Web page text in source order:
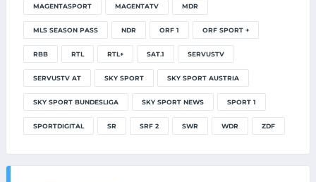
MAGENTASPORT MAGENTATV MDR
MLS SEASON PASS NDR ORF 1 ORF SPORT +
RBB RTL RTL+ SAT.1 SERVUSTV
SERVUSTV AT SKY SPORT SKY SPORT AUSTRIA
SKY SPORT BUNDESLIGA SKY SPORT NEWS SPORT 1
SPORTDIGITAL SR SRF 2 SWR WDR ZDF